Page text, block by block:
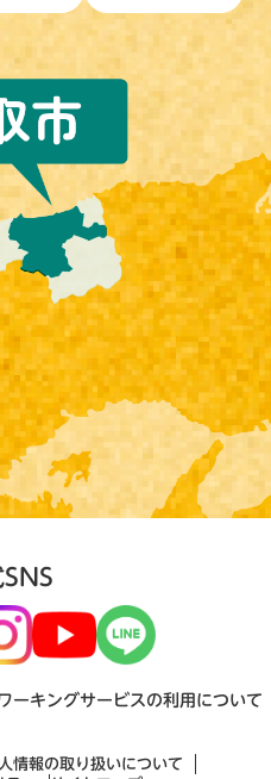
ーキングサービスの利用について
情報の取り扱いについて